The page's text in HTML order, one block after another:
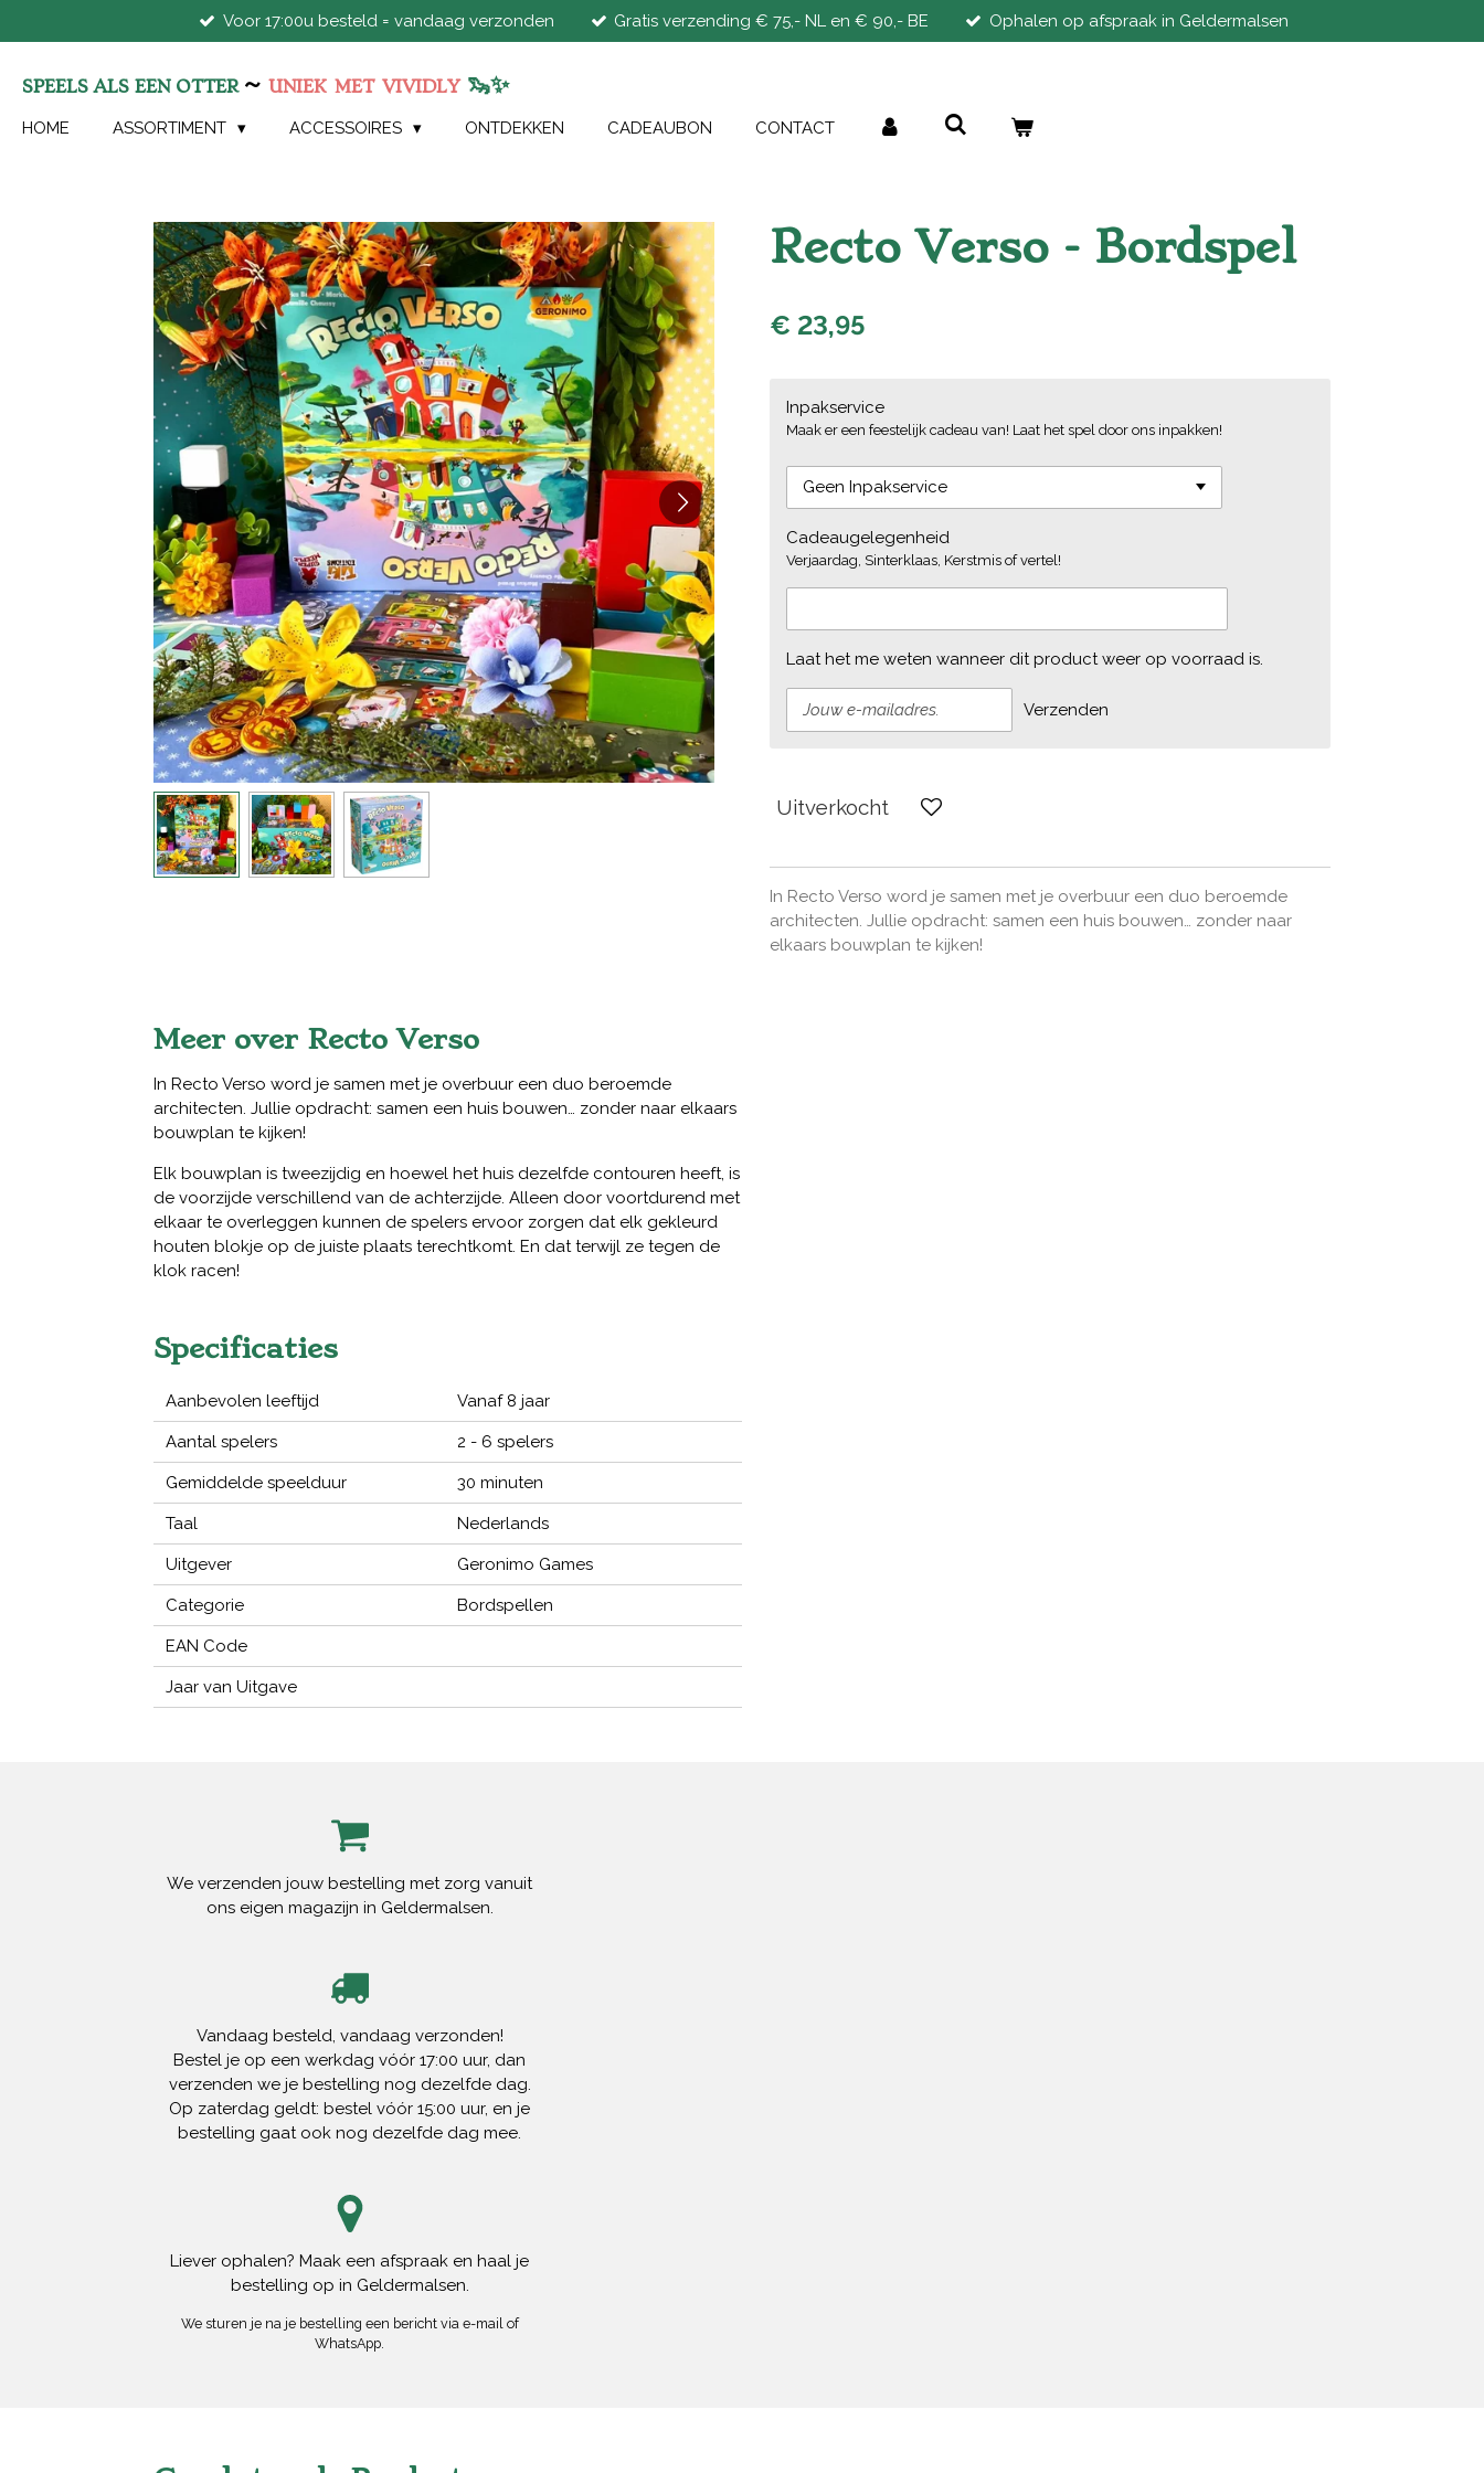
direct
de
hoofdinhoud
Voor 17:00u besteld = vandaag verzonden Gratis verzending € 75,- NL en € 90,- BE Ophalen op afspraak in Geldermalsen
SPEELS ALS EEN OTTER ~ UNIEK MET VIVIDLY 🦦✨
HOME ASSORTIMENT ACCESSOIRES ONTDEKKEN CADEAUBON CONTACT
Recto Verso - Bordspel
€ 23,95
Inpakservice
Maak er een feestelijk cadeau van! Laat het spel door ons inpakken!
Cadeaugelegenheid
Verjaardag, Sinterklaas, Kerstmis of vertel!
Laat het me weten wanneer dit product weer op voorraad is.
Verzenden
Uitverkocht
In Recto Verso word je samen met je overbuur een duo beroemde
architecten. Jullie opdracht: samen een huis bouwen… zonder naar
elkaars bouwplan te kijken!
Meer over Recto Verso
In Recto Verso word je samen met je overbuur een duo beroemde
architecten. Jullie opdracht: samen een huis bouwen… zonder naar elkaars
bouwplan te kijken!
Elk bouwplan is tweezijdig en hoewel het huis dezelfde contouren heeft, is
de voorzijde verschillend van de achterzijde. Alleen door voortdurend met
elkaar te overleggen kunnen de spelers ervoor zorgen dat elk gekleurd
houten blokje op de juiste plaats terechtkomt. En dat terwijl ze tegen de
klok racen!
Specificaties
Aanbevolen leeftijd Vanaf 8 jaar
Aantal spelers 2 - 6 spelers
Gemiddelde speelduur 30 minuten
Taal Nederlands
Uitgever Geronimo Games
Categorie Bordspellen
EAN Code
Jaar van Uitgave
We verzenden jouw bestelling met zorg vanuit
ons eigen magazijn in Geldermalsen.
Vandaag besteld, vandaag verzonden!
Bestel je op een werkdag vóór 17:00 uur, dan
verzenden we je bestelling nog dezelfde dag.
Op zaterdag geldt: bestel vóór 15:00 uur, en je
bestelling gaat ook nog dezelfde dag mee.
Liever ophalen? Maak een afspraak en haal je
bestelling op in Geldermalsen.
We sturen je na je bestelling een bericht via e-mail of
WhatsApp.